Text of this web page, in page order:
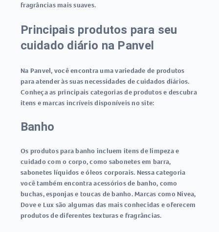
fragrâncias mais suaves.
Principais produtos para seu
cuidado diário na Panvel
Na Panvel, você encontra uma variedade de produtos
para atender às suas necessidades de cuidados diários.
Conheça as principais categorias de produtos e descubra
itens e marcas incríveis disponíveis no site:
Banho
Os produtos para banho incluem itens de limpeza e
cuidado com o corpo, como sabonetes em barra,
sabonetes líquidos e óleos corporais. Nessa categoria
você também encontra acessórios de banho, como
buchas, esponjas e toucas de banho. Marcas como Nivea,
Dove e Lux são algumas das mais conhecidas e oferecem
produtos de diferentes texturas e fragrâncias.